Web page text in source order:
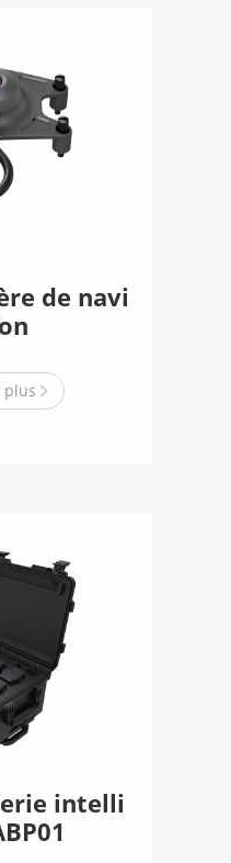
de navi
plus
intelli